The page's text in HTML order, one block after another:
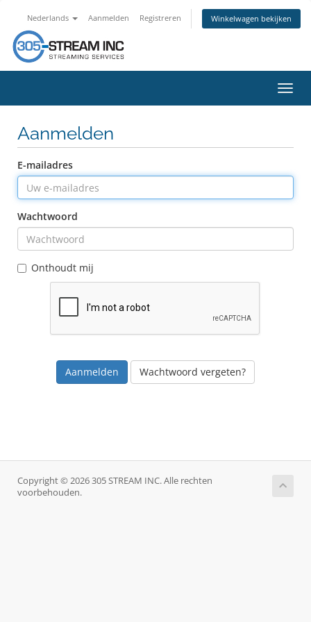
Nederlands Aanmelden Registreren Winkelwagen bekijken
in-/
Aanmelden
E-mailadres
Wachtwoord
Onthoudt mij
Wachtwoord vergeten?
Copyright © 2026 305 STREAM INC. Alle rechten
voorbehouden.